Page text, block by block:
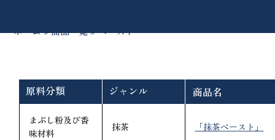
ホーム»商品一覧»ペースト
原料分類 ジャンル 商品名
まぶし粉及び香
味材料
抹茶 「抹茶ペースト」